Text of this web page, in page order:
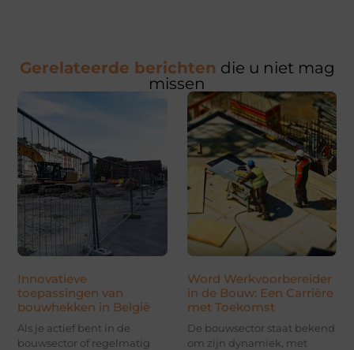
Gerelateerde berichten die u niet mag
missen
Innovatieve
toepassingen van
bouwhekken in België
Als je actief bent in de
bouwsector of regelmatig
Word Werkvoorbereider
in de Bouw: Een Carrière
met Toekomst
De bouwsector staat bekend
om zijn dynamiek, met